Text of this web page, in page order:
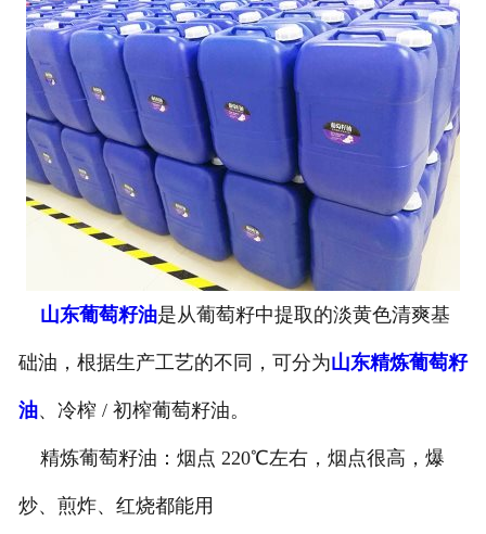
产品中心
新闻资讯
走进晶森
公司官网
山东葡萄籽油是从葡萄籽中提取的淡黄色清爽基
础油，根据生产工艺的不同，可分为山东精炼葡萄籽
油、冷榨 / 初榨葡萄籽油。
精炼葡萄籽油：烟点 220℃左右，烟点很高，爆
炒、煎炸、红烧都能用